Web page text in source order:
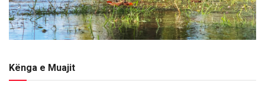
Kënga e Muajit